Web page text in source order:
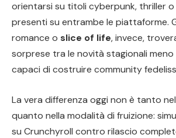
orientarsi su titoli cyberpunk, thriller
presenti su entrambe le piattaforme.
romance o slice of life, invece,
sorprese tra le novità stagionali
capaci di costruire community
La vera differenza oggi non è tanto
quanto nella modalità di fruizione:
su Crunchyroll contro rilascio